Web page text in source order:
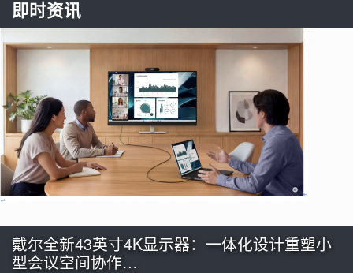
即时资讯
戴尔全新43英寸4K显示器：一体化设计重塑小
型会议空间协作…